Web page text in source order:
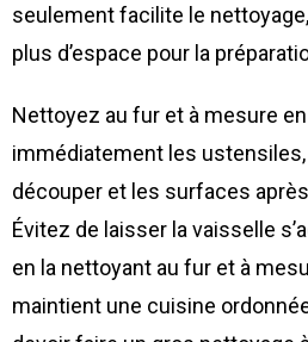
seulement facilite le
plus d’espace pour la
Nettoyez au fur et à mesure
immédiatement les
découper et les surfaces
Évitez de laisser la vaisselle
en la nettoyant au fur et à
maintient une cuisine